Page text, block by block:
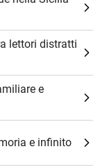
lettori distratti
e
e infinito